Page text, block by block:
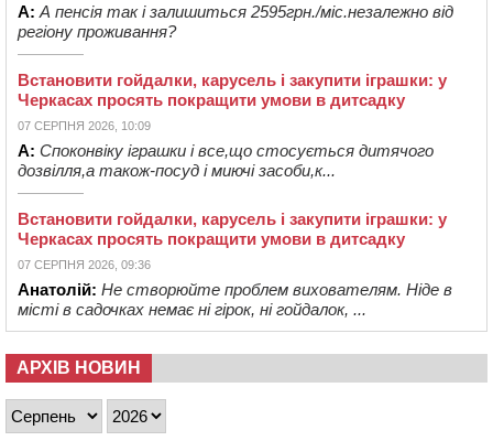
А: А пенсія так і залишиться 2595грн./міс.незалежно від
регіону проживання?
Встановити гойдалки, карусель і закупити іграшки: у
Черкасах просять покращити умови в дитсадку
07 СЕРПНЯ 2026, 10:09
А: Споконвіку іграшки і все,що стосується дитячого
дозвілля,а також-посуд і миючі засоби,к...
Встановити гойдалки, карусель і закупити іграшки: у
Черкасах просять покращити умови в дитсадку
07 СЕРПНЯ 2026, 09:36
Анатолій: Не створюйте проблем вихователям. Ніде в
місті в садочках немає ні гірок, ні гойдалок, ...
АРХІВ НОВИН